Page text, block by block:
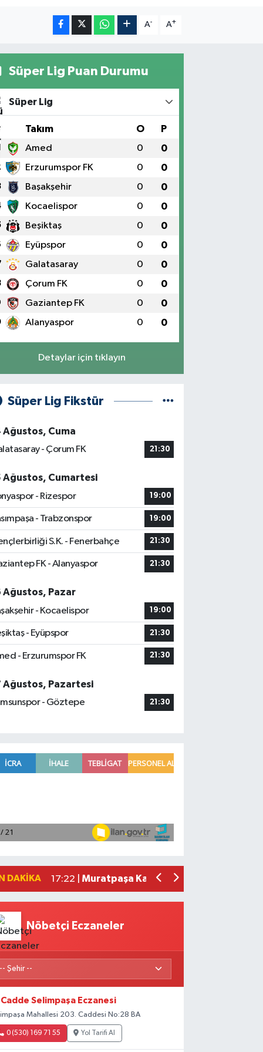
A- A+
Süper Lig Puan Durumu
Süper Lig
Takım O P
Amed 0 0
Erzurumspor FK 0 0
Başakşehir 0 0
Kocaelispor 0 0
Beşiktaş 0 0
Eyüpspor 0 0
Galatasaray 0 0
Çorum FK 0 0
Gaziantep FK 0 0
Alanyaspor 0 0
Detaylar için tıklayın
Süper Lig Fikstür
Ağustos, Cuma
- Çorum FK
21:30
Ağustos, Cumartesi
- Rizespor
19:00
- Trabzonspor 19:00
S.K. - Fenerbahçe 21:30
FK - Alanyaspor 21:30
Ağustos, Pazar
- Kocaelispor
19:00
- Eyüpspor 21:30
- Erzurumspor FK 21:30
Ağustos, Pazartesi
- Göztepe
21:30
DAKIKA
Bakan Kurum: Asrın inşa
17:22 | Muratpaşa Kaymakamı Kara, UTEF
Nöbetçi Eczaneler
Cadde Selimpaşa Eczanesi
Mahallesi 203. Caddesi No:28 BA
0 (530) 169 71 55 Yol Tarifi Al